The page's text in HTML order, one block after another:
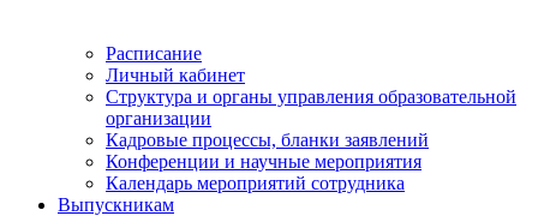
Расписание
Личный кабинет
Структура и органы управления образовательной
организации
Кадровые процессы, бланки заявлений
Конференции и научные мероприятия
Календарь мероприятий сотрудника
Выпускникам